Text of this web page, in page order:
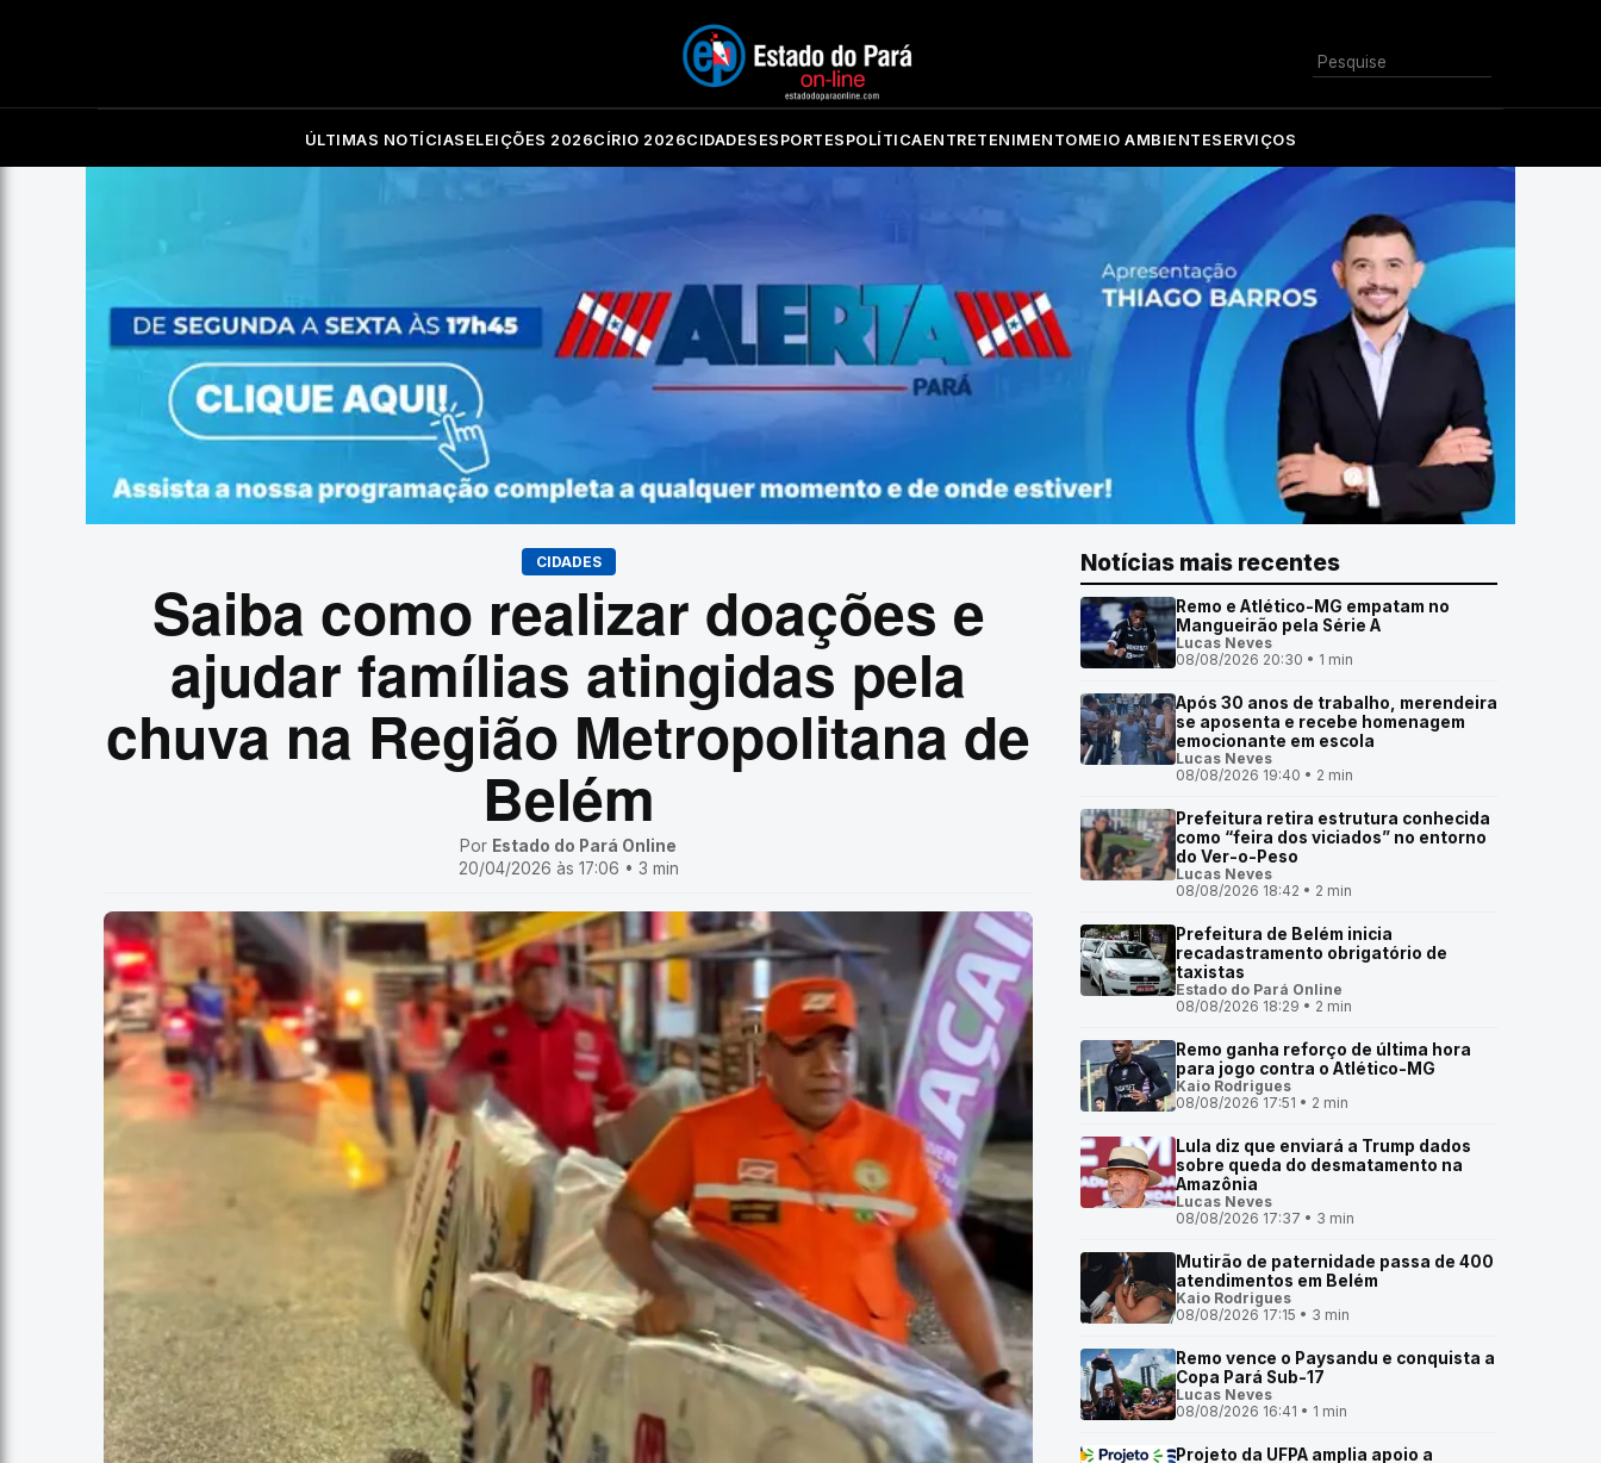
Buscar
ÚLTIMAS NOTÍCIAS ELEIÇÕES 2026CÍRIO 2026CIDADES ESPORTES POLÍTICAENTRETENIMENTOMEIO AMBIENTESERVIÇOS
CIDADES
Saiba como realizar doações e
ajudar famílias atingidas pela
chuva na Região Metropolitana de
Belém
Por Estado do Pará Online
20/04/2026 às 17:06 • 3 min
Notícias mais recentes
Remo e Atlético-MG empatam no
Mangueirão pela Série A
Lucas Neves
08/08/2026 20:30 • 1 min
Após 30 anos de trabalho, merendeira
se aposenta e recebe homenagem
emocionante em escola
Lucas Neves
08/08/2026 19:40 • 2 min
Prefeitura retira estrutura conhecida
como “feira dos viciados” no entorno
do Ver-o-Peso
Lucas Neves
08/08/2026 18:42 • 2 min
Prefeitura de Belém inicia
recadastramento obrigatório de
taxistas
Estado do Pará Online
08/08/2026 18:29 • 2 min
Remo ganha reforço de última hora
para jogo contra o Atlético-MG
Kaio Rodrigues
08/08/2026 17:51 • 2 min
Lula diz que enviará a Trump dados
sobre queda do desmatamento na
Amazônia
Lucas Neves
08/08/2026 17:37 • 3 min
Mutirão de paternidade passa de 400
atendimentos em Belém
Kaio Rodrigues
08/08/2026 17:15 • 3 min
Remo vence o Paysandu e conquista a
Copa Pará Sub-17
Lucas Neves
08/08/2026 16:41 • 1 min
Projeto da UFPA amplia apoio a